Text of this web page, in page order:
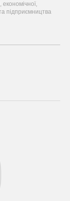
економічної,
підприємництва